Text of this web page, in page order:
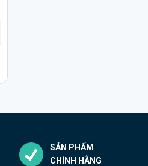
SẢN PHẨM
CHÍNH HÃNG